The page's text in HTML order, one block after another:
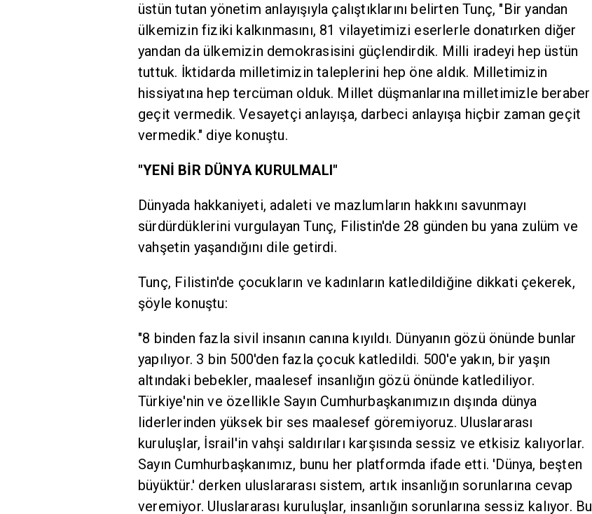
üstün tutan yönetim anlayışıyla çalıştıklarını belirten Tunç, "Bir yandan
ülkemizin fiziki kalkınmasını, 81 vilayetimizi eserlerle donatırken diğer
yandan da ülkemizin demokrasisini güçlendirdik. Milli iradeyi hep üstün
tuttuk. İktidarda milletimizin taleplerini hep öne aldık. Milletimizin
hissiyatına hep tercüman olduk. Millet düşmanlarına milletimizle beraber
geçit vermedik. Vesayetçi anlayışa, darbeci anlayışa hiçbir zaman geçit
vermedik." diye konuştu.
"YENİ BİR DÜNYA KURULMALI"
Dünyada hakkaniyeti, adaleti ve mazlumların hakkını savunmayı
sürdürdüklerini vurgulayan Tunç, Filistin'de 28 günden bu yana zulüm ve
vahşetin yaşandığını dile getirdi.
Tunç, Filistin'de çocukların ve kadınların katledildiğine dikkati çekerek,
şöyle konuştu:
"8 binden fazla sivil insanın canına kıyıldı. Dünyanın gözü önünde bunlar
yapılıyor. 3 bin 500'den fazla çocuk katledildi. 500'e yakın, bir yaşın
altındaki bebekler, maalesef insanlığın gözü önünde katlediliyor.
Türkiye'nin ve özellikle Sayın Cumhurbaşkanımızın dışında dünya
liderlerinden yüksek bir ses maalesef göremiyoruz. Uluslararası
kuruluşlar, İsrail'in vahşi saldırıları karşısında sessiz ve etkisiz kalıyorlar.
Sayın Cumhurbaşkanımız, bunu her platformda ifade etti. 'Dünya, beşten
büyüktür.' derken uluslararası sistem, artık insanlığın sorunlarına cevap
veremiyor. Uluslararası kuruluşlar, insanlığın sorunlarına sessiz kalıyor. Bu